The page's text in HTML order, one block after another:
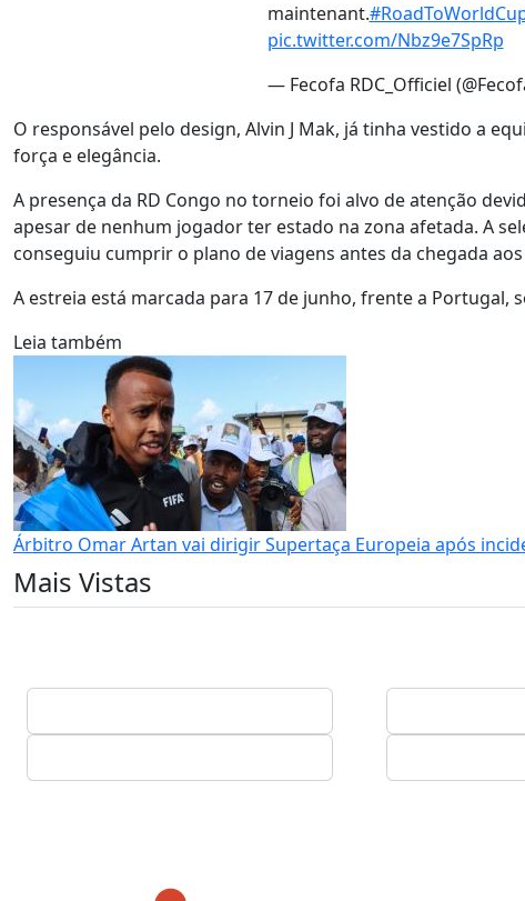
maintenant.
pic.twitter.com/Nbz9e7SpRp
— Fecofa RDC_Officiel
O responsável pelo design, Alvin J Mak, já tinha vestido a
força e elegância.
A presença da RD Congo no torneio foi alvo de atenção
apesar de nenhum jogador ter estado na zona afetada. A
conseguiu cumprir o plano de viagens antes da chegada
A estreia está marcada para 17 de junho, frente a Portugal,
Leia também
Árbitro Omar Artan vai dirigir Supertaça Europeia após
Mais Vistas